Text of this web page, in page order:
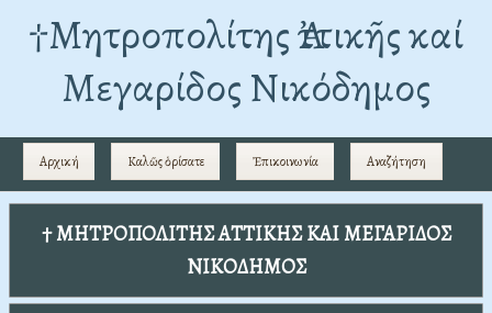
†Mητροπολίτης Ἀττικῆς καί
Μεγαρίδος Νικόδημος
Αρχική Καλῶς ὁρίσατε Ἐπικοινωνία Αναζήτηση
† ΜΗΤΡΟΠΟΛΙΤΗΣ ΑΤΤΙΚΗΣ ΚΑΙ ΜΕΓΑΡΙΔΟΣ
ΝΙΚΟΔΗΜΟΣ